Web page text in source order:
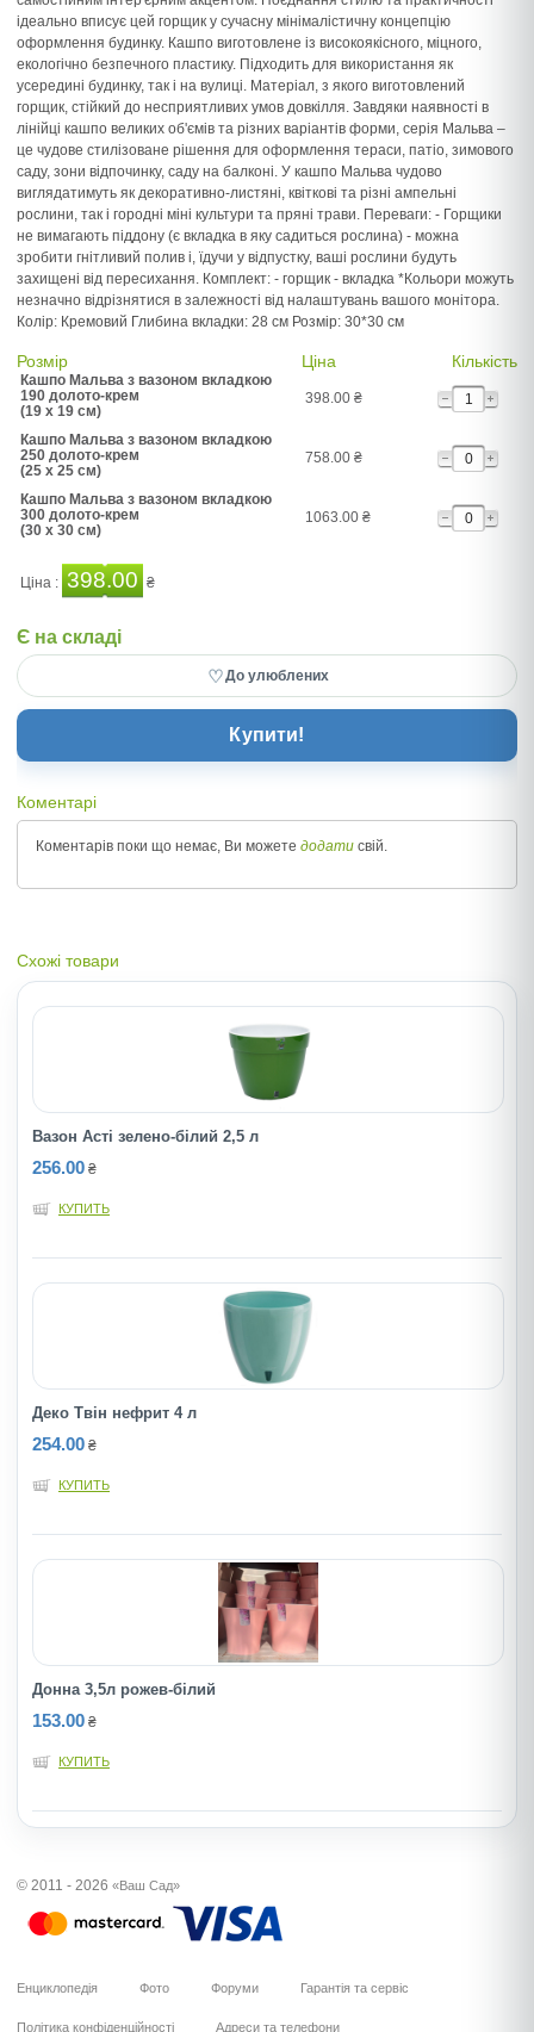
ідеально вписує цей горщик у сучасну мінімалістичну концепцію
оформлення будинку. Кашпо виготовлене із високоякісного, міцного,
екологічно безпечного пластику. Підходить для використання як
усередині будинку, так і на вулиці. Матеріал, з якого виготовлений
горщик, стійкий до несприятливих умов довкілля. Завдяки наявності в
лінійці кашпо великих об'ємів та різних варіантів форми, серія Мальва –
це чудове стилізоване рішення для оформлення тераси, патіо, зимового
саду, зони відпочинку, саду на балконі. У кашпо Мальва чудово
виглядатимуть як декоративно-листяні, квіткові та різні ампельні
рослини, так і городні міні культури та пряні трави. Переваги: - Горщики
не вимагають піддону (є вкладка в яку садиться рослина) - можна
зробити гнітливий полив і, їдучи у відпустку, ваші рослини будуть
захищені від пересихання. Комплект: - горщик - вкладка *Кольори можуть
незначно відрізнятися в залежності від налаштувань вашого монітора.
Колір: Кремовий Глибина вкладки: 28 см Розмір: 30*30 см
Розмір Ціна Кількість
Кашпо Мальва з вазоном вкладкою
190 долото-крем
(19 x 19 см)
398.00 ₴
Кашпо Мальва з вазоном вкладкою
250 долото-крем
(25 x 25 см)
758.00 ₴
Кашпо Мальва з вазоном вкладкою
300 долото-крем
(30 x 30 см)
1063.00 ₴
Ціна : 398.00 ₴
Є на складі
♡До улюблених
Купити!
Коментарі
Коментарів поки що немає, Ви можете додати свій.
Схожі товари
Вазон Асті зелено-білий 2,5 л
256.00 ₴
КУПИТЬ
Деко Твін нефрит 4 л
254.00 ₴
КУПИТЬ
Донна 3,5л рожев-бiлий
153.00 ₴
КУПИТЬ
© 2011 - 2026 «Ваш Сад»
Енциклопедія Фото Форуми Гарантія та сервіс
Політика конфіденційності Адреси та телефони